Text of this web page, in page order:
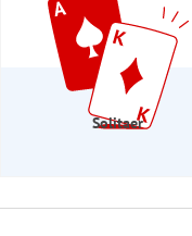
Solitaer